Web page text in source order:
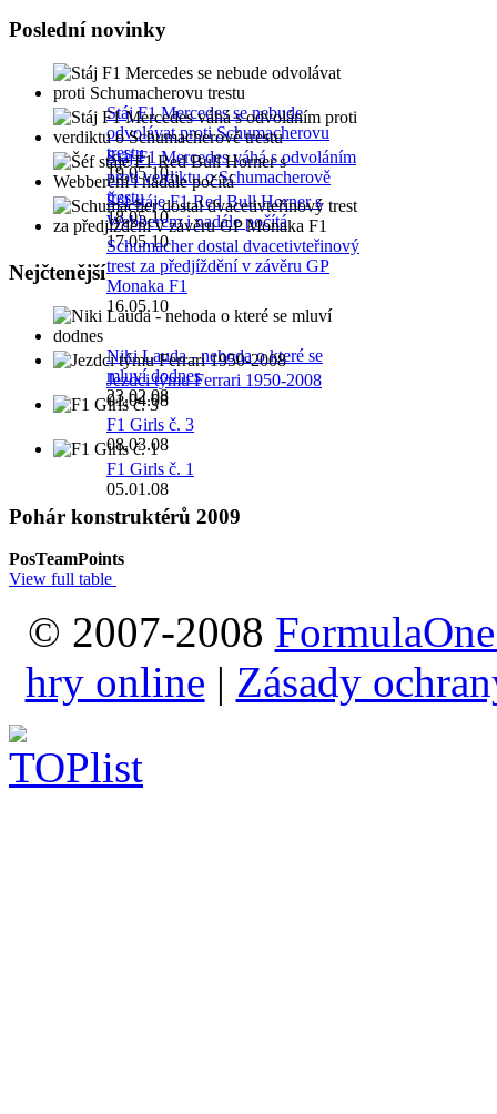
Poslední novinky
Stáj F1 Mercedes se nebude
odvolávat proti Schumacherovu
trestu
19.05.10
Stáj F1 Mercedes váhá s odvoláním
proti verdiktu o Schumacherově
trestu
18.05.10
Šéf stáje F1 Red Bull Horner s
Webberem i nadále počítá
17.05.10
Schumacher dostal dvacetivteřinový
trest za předjíždění v závěru GP
Monaka F1
16.05.10
Nejčtenější
Niki Lauda - nehoda o které se
mluví dodnes
23.02.08
Jezdci týmu Ferrari 1950-2008
01.04.08
F1 Girls č. 3
08.03.08
F1 Girls č. 1
05.01.08
Pohár konstruktérů 2009
PosTeamPoints
View full table
© 2007-2008
hry online | Zásady